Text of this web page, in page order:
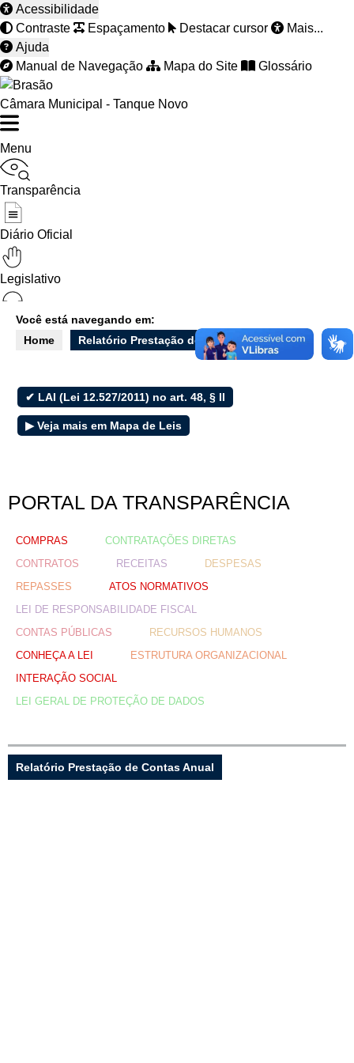
Acessibilidade
Contraste
Espaçamento Destacar cursor
Mais...
Ajuda
Manual de Navegação
Mapa do Site Glossário
Câmara Municipal - Tanque Novo
Menu
Transparência
Diário Oficial
Legislativo
Ouvidoria
Empresas
Notícias
Secretarias
Servidor
Videos
Áudios
Fale conosco
Nome*
Telefone 1*
Você está navegando em:
Home
Relatório Prestação de Contas Anual
✔ LAI (Lei 12.527/2011) no art. 48, § II
▶ Veja mais em Mapa de Leis
PORTAL DA TRANSPARÊNCIA
COMPRAS
CONTRATAÇÕES DIRETAS
CONTRATOS
RECEITAS
DESPESAS
REPASSES
ATOS NORMATIVOS
LEI DE RESPONSABILIDADE FISCAL
CONTAS PÚBLICAS
RECURSOS HUMANOS
CONHEÇA A LEI
ESTRUTURA ORGANIZACIONAL
INTERAÇÃO SOCIAL
LEI GERAL DE PROTEÇÃO DE DADOS
Relatório Prestação de Contas Anual